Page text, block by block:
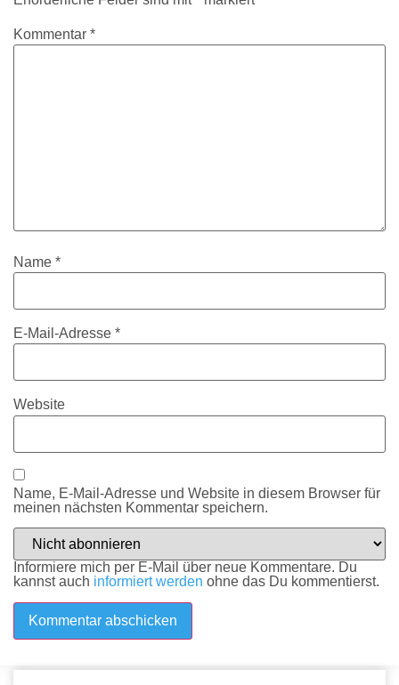
Kommentar *
Name *
E-Mail-Adresse *
Website
Name, E-Mail-Adresse und Website in diesem Browser für
meinen nächsten Kommentar speichern.
Informiere mich per E-Mail über neue Kommentare. Du
kannst auch informiert werden ohne das Du kommentierst.